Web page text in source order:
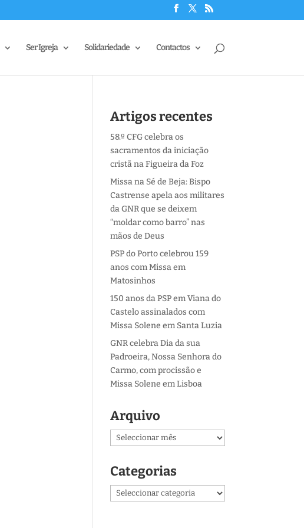
Ser Igreja Solidariedade Contactos
Artigos recentes
58.º CFG celebra os
sacramentos da iniciação
cristã na Figueira da Foz
Missa na Sé de Beja: Bispo
Castrense apela aos militares
da GNR que se deixem
“moldar como barro” nas
mãos de Deus
PSP do Porto celebrou 159
anos com Missa em
Matosinhos
150 anos da PSP em Viana do
Castelo assinalados com
Missa Solene em Santa Luzia
GNR celebra Dia da sua
Padroeira, Nossa Senhora do
Carmo, com procissão e
Missa Solene em Lisboa
Arquivo
Arquivo
Categorias
Categorias